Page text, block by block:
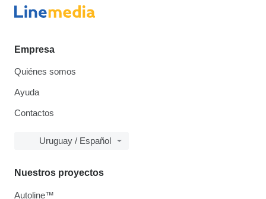
Empresa
Quiénes somos
Ayuda
Contactos
Uruguay / Español
Nuestros proyectos
Autoline™